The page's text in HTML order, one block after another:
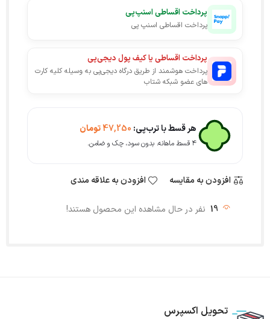
پرداخت اقساطی اسنپ‌پی
پرداخت اقساطی اسنپ پی
پرداخت اقساطی یا کیف پول دیجی‌پی
پرداخت هوشمند از طریق درگاه دیجی‌پی به وسیله کلیه کارت
های عضو شبکه شتاب
هر قسط با ترب‌پی: 47,250تومان
۴ قسط ماهانه. بدون سود، چک و ضامن.
افزودن به مقایسه افزودن به علاقه مندی
19 نفر در حال مشاهده این محصول هستند!
تحویل اکسپرس